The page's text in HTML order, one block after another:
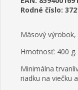
Rodné číslo:
Mäsový výrobok,
Hmotnosť: 400 g.
Minimálna
riadku na viečku